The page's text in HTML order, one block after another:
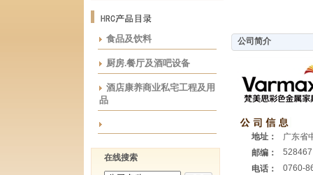
食品及饮料
厨房.餐厅及酒吧设备
酒店康养商业私宅工程及用
品
在线搜索
公司简介
地址：
广东省
邮编：
528467
电话：
0760-